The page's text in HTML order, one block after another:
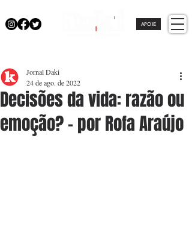
APOIE
Decisões da vida: razão ou
emoção? - por Rofa Araújo
Jornal Daki
24 de ago. de 2022